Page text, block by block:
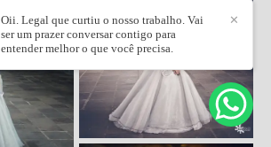
✕
Oii. Legal que curtiu o nosso trabalho. Vai
ser um prazer conversar contigo para
entender melhor o que você precisa.